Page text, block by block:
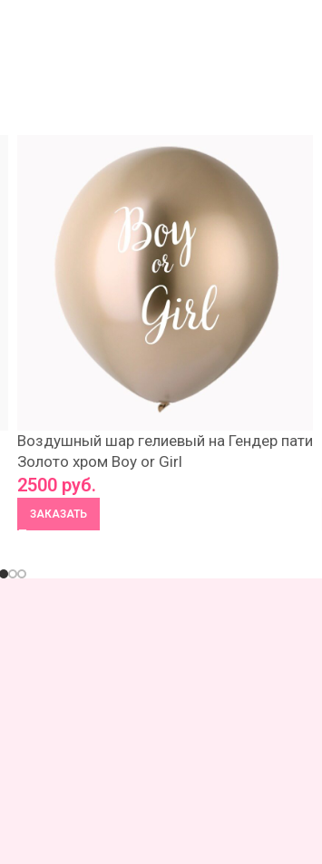
Воздушный шар гелиевый на Гендер пати
Золото хром Boy or Girl
2500 руб.
ЗАКАЗАТЬ